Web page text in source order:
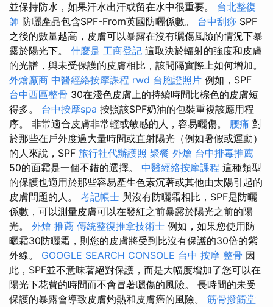
並保持防水，如果汗水出汗或留在水中很重要。 台北整復
師 防曬產品包含SPF-From英國防曬係數。 台中刮痧 SPF
之後的數量越高，皮膚可以暴露在沒有曬傷風險的情況下暴
露於陽光下。 什麼是 工商登記 這取決於輻射的強度和皮膚
的光譜，與未受保護的皮膚相比，該間隔實際上如何增加。
外燴廠商 中醫經絡按摩課程 rwd 台胞證照片 例如，SPF
台中西區整骨 30在淺色皮膚上的持續時間比棕色的皮膚短
得多。 台中按摩spa 按照該SPF奶油的包裝重複該應用程
序。 非常適合皮膚非常輕或敏感的人，容易曬傷。 腰痛 對
於那些在戶外度過大量時間或直射陽光（例如暑假或運動）
的人來說，SPF 旅行社代辦護照 聚餐 外燴 台中排毒推薦
50的面霜是一個不錯的選擇。 中醫經絡按摩課程 這種類型
的保護也適用於那些容易產生色素沉著或其他由太陽引起的
皮膚問題的人。 考記帳士 與沒有防曬霜相比，SPF是防曬
係數，可以測量皮膚可以在發紅之前暴露於陽光之前的陽
光。 外燴 推薦 傳統整復推拿技術士 例如，如果您使用防
曬霜30防曬霜，則您的皮膚將受到比沒有保護的30倍的紫
外線。 GOOGLE SEARCH CONSOLE 台中 按摩 整骨 因
此，SPF並不意味著絕對保護，而是大幅度增加了您可以在
陽光下花費的時間而不會冒著曬傷的風險。 長時間的未受
保護的暴露會導致皮膚灼熱和皮膚癌的風險。 筋骨撥筋堂